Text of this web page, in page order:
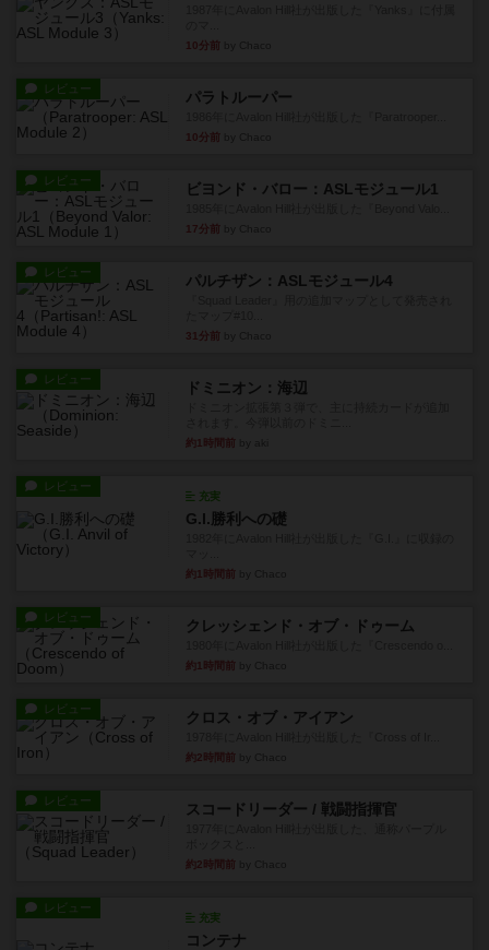
10分前
レビュー パラトルーパー
10分前
レビュー ビヨンド・バロー：ASLモジュール1
17分前
レビュー パルチザン：ASLモジュール4
31分前
レビュー ドミニオン：海辺
約1時間前
レビュー
充実
G.I.勝利への礎
約1時間前
レビュー クレッシェンド・オブ・ドゥーム
約1時間前
レビュー クロス・オブ・アイアン
約2時間前
レビュー スコードリーダー / 戦闘指揮官
約2時間前
レビュー
充実
コンテナ